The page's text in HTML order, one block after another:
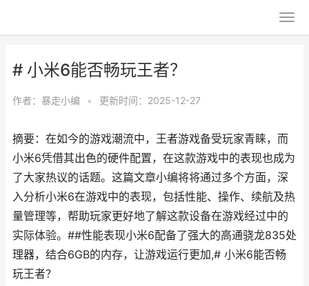
# 小米6能否畅玩王者？
作者： 暴走小编 • 更新时间：2025-12-27
摘要：在如今的游戏潮流中，王者游戏备受玩家青睐，而
小米6凭借其出色的硬件配置，在这款游戏中的表现也成为
了大家热议的话题。这篇文章小编将将通过多个方面，深
入分析小米6在游戏中的表现，包括性能、操作、续航及热
量管理等，帮助玩家更好地了解这款设备在游戏经过中的
实际体验。##性能表现小米6配备了强大的高通骁龙835处
理器，结合6GB的内存，让游戏运行更加,# 小米6能否畅
玩王者？